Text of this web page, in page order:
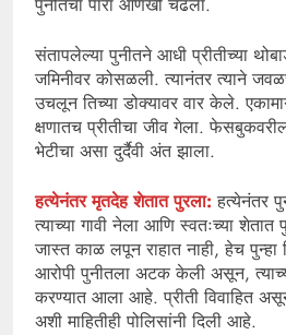
संतापलेल्या पुनीतने आधी प्रीतीच्या
जमिनीवर कोसळली. त्यानंतर त्याने
उचलून तिच्या डोक्यावर वार केले.
क्षणातच प्रीतीचा जीव गेला.
भेटीचा असा दुर्दैवी अंत झाला.
हत्येनंतर मृतदेह शेतात पुरला:हत्येनंतर
त्याच्या गावी नेला आणि स्वतःच्या शेतात
जास्त काळ लपून राहात नाही, हेच पुन्हा
आरोपी पुनीतला अटक केली असून,
करण्यात आला आहे. प्रीती विवाहित
अशी माहितीही पोलिसांनी दिली आहे.